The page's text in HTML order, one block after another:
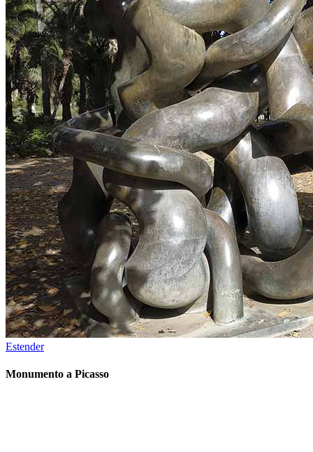
Estender
Monumento a Picasso